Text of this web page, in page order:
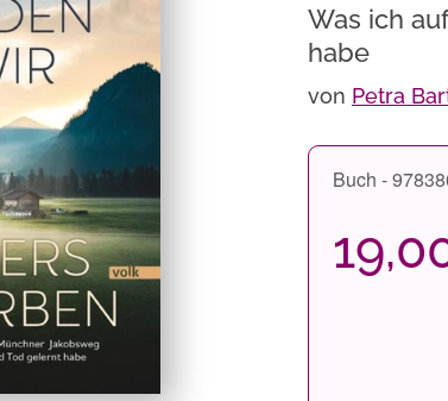
Was ich
habe
von Petra
Buch -